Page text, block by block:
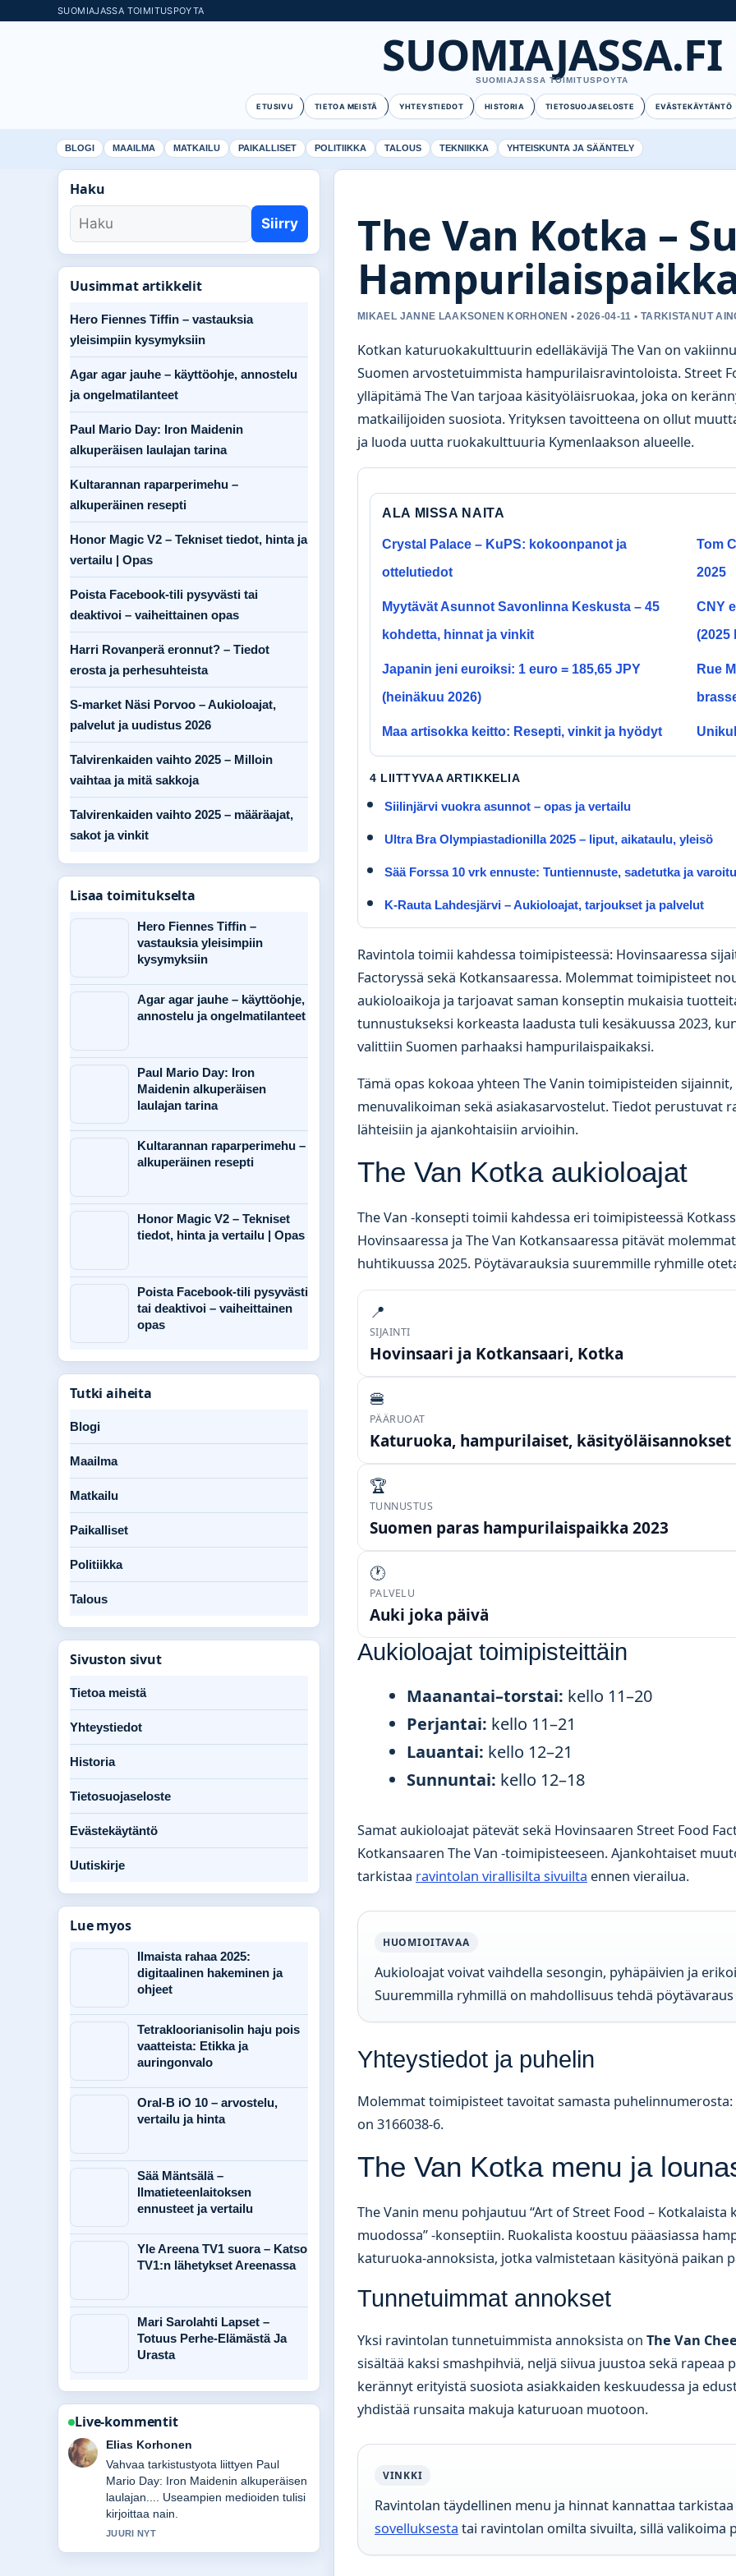
SUOMIAJASSA TOIMITUSPOYTA
SUOMIAJASSA.FI
SUOMIAJASSA TOIMITUSPOYTA
ETUSIVU TIETOA MEISTÄ YHTEYSTIEDOT HISTORIA TIETOSUOJASELOSTE EVÄSTEKÄYTÄNTÖ
BLOGI MAAILMA MATKAILU PAIKALLISET POLITIIKKA TALOUS TEKNIIKKA YHTEISKUNTA JA SÄÄNTELY
The Van Kotka –
MIKAEL JANNE LAAKSONEN KORHONEN • 2026-04-11 • TARKISTANUT
Kotkan katuruokakulttuurin edelläkävijä The Van on
Suomen arvostetuimmista hampurilaisravintoloista. Street
ylläpitämä The Van tarjoaa käsityöläisruokaa, joka on
matkailijoiden suosiota. Yrityksen tavoitteena on ollut
ja luoda uutta ruokakulttuuria Kymenlaakson alueelle.
ALA MISSA NAITA
Crystal Palace – KuPS: kokoonpanot ja
ottelutiedot
Tom
2025
Myytävät Asunnot Savonlinna Keskusta – 45
kohdetta, hinnat ja vinkit
CNY
(2025
Japanin jeni euroiksi: 1 euro = 185,65 JPY
(heinäkuu 2026)
Rue
Maa artisokka keitto: Resepti, vinkit ja hyödyt
4 LIITTYVAA ARTIKKELIA
Siilinjärvi vuokra asunnot – opas ja vertailu
Ultra Bra Olympiastadionilla 2025 – liput, aikataulu, yleisö
Sää Forssa 10 vrk ennuste: Tuntiennuste, sadetutka ja
K-Rauta Lahdesjärvi – Aukioloajat, tarjoukset ja palvelut
Ravintola toimii kahdessa toimipisteessä: Hovinsaaressa
Factoryssä sekä Kotkansaaressa. Molemmat toimipisteet
aukioloaikoja ja tarjoavat saman konseptin mukaisia
tunnustukseksi korkeasta laadusta tuli kesäkuussa 2023,
valittiin Suomen parhaaksi hampurilaispaikaksi.
Tämä opas kokoaa yhteen The Vanin toimipisteiden
menuvalikoiman sekä asiakasarvostelut. Tiedot perustuvat
lähteisiin ja ajankohtaisiin arvioihin.
The Van Kotka aukioloajat
The Van -konsepti toimii kahdessa eri toimipisteessä
Hovinsaaressa ja The Van Kotkansaaressa pitävät
huhtikuussa 2025. Pöytävarauksia suuremmille ryhmille
📍
SIJAINTI
Hovinsaari ja Kotkansaari, Kotka
🍔
PÄÄRUOAT
Katuruoka, hampurilaiset, käsityöläisannokset
🏆
TUNNUSTUS
Suomen paras hampurilaispaikka 2023
🕐
PALVELU
Auki joka päivä
Aukioloajat toimipisteittäin
Maanantai–torstai: kello 11–20
Perjantai: kello 11–21
Lauantai: kello 12–21
Sunnuntai: kello 12–18
Samat aukioloajat pätevät sekä Hovinsaaren Street Food
Kotkansaaren The Van -toimipisteeseen. Ajankohtaiset
tarkistaa ravintolan virallisilta sivuilta ennen vierailua.
HUOMIOITAVAA
Aukioloajat voivat vaihdella sesongin, pyhäpäivien ja
Suuremmilla ryhmillä on mahdollisuus tehdä
Yhteystiedot ja puhelin
Molemmat toimipisteet tavoitat samasta puhelinnumerosta:
on 3166038-6.
The Van Kotka menu ja
The Vanin menu pohjautuu “Art of Street Food –
muodossa” -konseptiin. Ruokalista koostuu pääasiassa
katuruoka-annoksista, jotka valmistetaan käsityönä paikan
Tunnetuimmat annokset
Yksi ravintolan tunnetuimmista annoksista on The Van
sisältää kaksi smashpihviä, neljä siivua juustoa sekä rapeaa
kerännyt erityistä suosiota asiakkaiden keskuudessa ja
yhdistää runsaita makuja katuruoan muotoon.
VINKKI
Ravintolan täydellinen menu ja hinnat kannattaa
sovelluksesta tai ravintolan omilta sivuilta, sillä valikoima
Haku
Siirry
Uusimmat artikkelit
Hero Fiennes Tiffin – vastauksia
yleisimpiin kysymyksiin
Agar agar jauhe – käyttöohje, annostelu
ja ongelmatilanteet
Paul Mario Day: Iron Maidenin
alkuperäisen laulajan tarina
Kultarannan raparperimehu –
alkuperäinen resepti
Honor Magic V2 – Tekniset tiedot, hinta ja
vertailu | Opas
Poista Facebook-tili pysyvästi tai
deaktivoi – vaiheittainen opas
Harri Rovanperä eronnut? – Tiedot
erosta ja perhesuhteista
S-market Näsi Porvoo – Aukioloajat,
palvelut ja uudistus 2026
Talvirenkaiden vaihto 2025 – Milloin
vaihtaa ja mitä sakkoja
Talvirenkaiden vaihto 2025 – määräajat,
sakot ja vinkit
Lisaa toimitukselta
Hero Fiennes Tiffin –
vastauksia yleisimpiin
kysymyksiin
Agar agar jauhe – käyttöohje,
annostelu ja ongelmatilanteet
Paul Mario Day: Iron
Maidenin alkuperäisen
laulajan tarina
Kultarannan raparperimehu –
alkuperäinen resepti
Honor Magic V2 – Tekniset
tiedot, hinta ja vertailu | Opas
Poista Facebook-tili pysyvästi
tai deaktivoi – vaiheittainen
opas
Tutki aiheita
Blogi
Maailma
Matkailu
Paikalliset
Politiikka
Talous
Sivuston sivut
Tietoa meistä
Yhteystiedot
Historia
Tietosuojaseloste
Evästekäytäntö
Uutiskirje
Lue myos
Ilmaista rahaa 2025:
digitaalinen hakeminen ja
ohjeet
Tetrakloorianisolin haju pois
vaatteista: Etikka ja
auringonvalo
Oral-B iO 10 – arvostelu,
vertailu ja hinta
Sää Mäntsälä –
Ilmatieteenlaitoksen
ennusteet ja vertailu
Yle Areena TV1 suora – Katso
TV1:n lähetykset Areenassa
Mari Sarolahti Lapset –
Totuus Perhe-Elämästä Ja
Urasta
Live-kommentit
Noora Niemi
Hyva yhteenveto aiheesta Hero
Fiennes Tiffin – vastauksia yleisimpiin
kysymyksiin. Tama on tahan mennessa
selkein kooste tanaan.
3 MIN SITTEN